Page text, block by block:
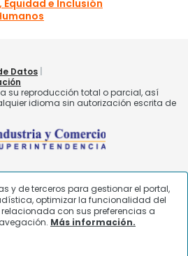
y de terceros para gestionar el portal,
optimizar la funcionalidad del
con sus preferencias a
Más información.